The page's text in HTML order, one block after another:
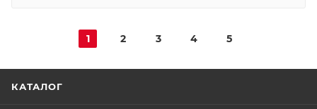
1 2 3 4 5
КАТАЛОГ